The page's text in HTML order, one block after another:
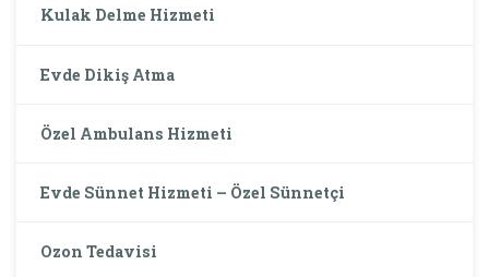
Kulak Delme Hizmeti
Evde Dikiş Atma
Özel Ambulans Hizmeti
Evde Sünnet Hizmeti – Özel Sünnetçi
Ozon Tedavisi